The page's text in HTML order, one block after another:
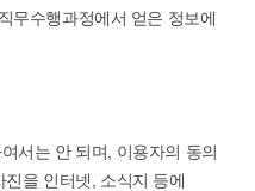
무수행과정에서 얻은 정보에
서는 안 되며, 이용자의 동의
을 인터넷, 소식지 등에